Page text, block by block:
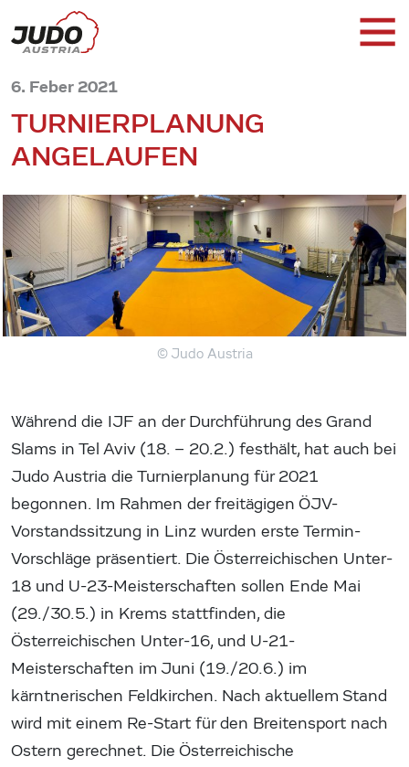
6. Feber 2021
TURNIERPLANUNG
ANGELAUFEN
© Judo Austria
Während die IJF an der Durchführung des Grand
Slams in Tel Aviv (18. – 20.2.) festhält, hat auch bei
Judo Austria die Turnierplanung für 2021
begonnen. Im Rahmen der freitägigen ÖJV-
Vorstandssitzung in Linz wurden erste Termin-
Vorschläge präsentiert. Die Österreichischen Unter-
18 und U-23-Meisterschaften sollen Ende Mai
(29./30.5.) in Krems stattfinden, die
Österreichischen Unter-16, und U-21-
Meisterschaften im Juni (19./20.6.) im
kärntnerischen Feldkirchen. Nach aktuellem Stand
wird mit einem Re-Start für den Breitensport nach
Ostern gerechnet. Die Österreichische